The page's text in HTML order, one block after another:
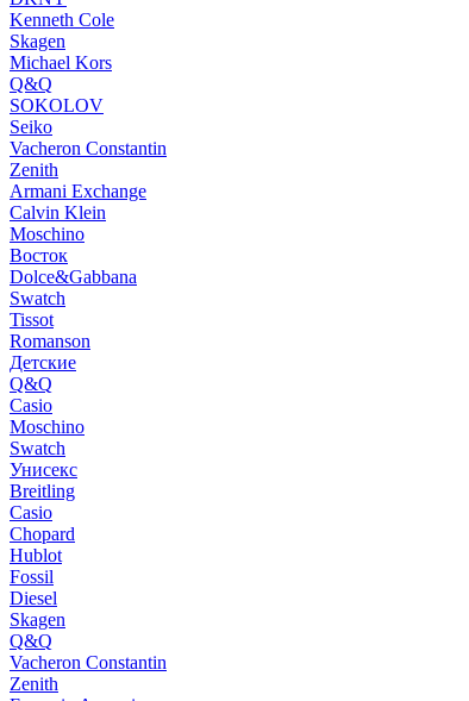
Kenneth Cole
Skagen
Michael Kors
Q&Q
SOKOLOV
Seiko
Vacheron Constantin
Zenith
Armani Exchange
Calvin Klein
Moschino
Восток
Dolce&Gabbana
Swatch
Tissot
Romanson
Детские
Q&Q
Casio
Moschino
Swatch
Унисекс
Breitling
Casio
Chopard
Hublot
Fossil
Diesel
Skagen
Q&Q
Vacheron Constantin
Zenith